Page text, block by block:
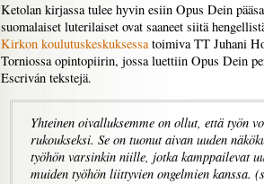
Ketolan kirjassa tulee hyvin esiin Opus Dein
suomalaiset luterilaiset ovat saaneet siitä
Kirkon koulutuskeskuksessatoimiva TT Juhani
Torniossa opintopiirin, jossa luettiin Opus Dein
Escriván tekstejä.
Yhteinen oivalluksemme on ollut, että työn
rukoukseksi. Se on tuonut aivan uuden
työhön varsinkin niille, jotka kamppailevat
muiden työhön liittyvien ongelmien kanssa.